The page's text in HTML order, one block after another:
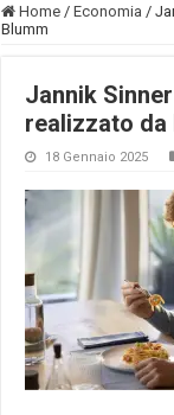
Home / Economia /
Blumm
Jannik
realizzato da
18 Gennaio 2025